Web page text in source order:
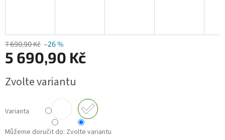
7 690,90 Kč –26 %
5 690,90 Kč
cena:
Zvolte variantu
Varianta
Můžeme doručit do: Zvolte variantu